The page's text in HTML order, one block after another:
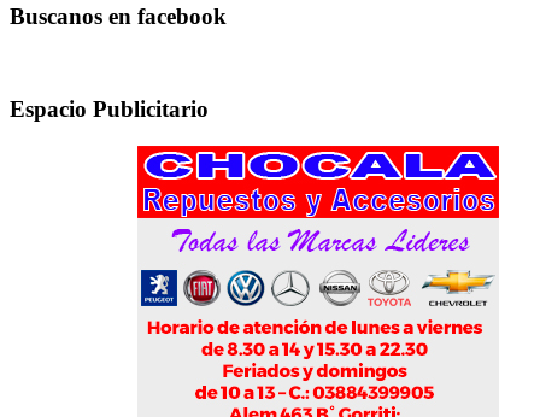
Buscanos en facebook
Espacio Publicitario